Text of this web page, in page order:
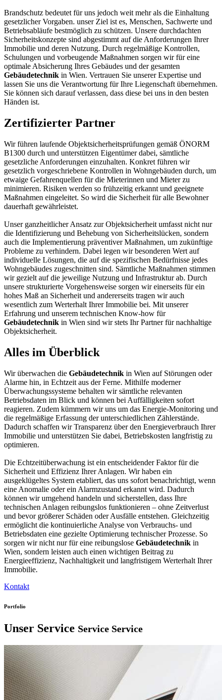
Brandschutz bedeutet für uns jedoch weit mehr als die Einhaltung
gesetzlicher Vorgaben. unser Ziel ist es, Menschen, Sachwerte und
Betriebsabläufe bestmöglich zu schützen. Unsere durchdachten
Sicherheitskonzepte sind abgestimmt auf die Anforderungen Ihrer
Immobilie und deren Nutzung. Durch regelmäßige Kontrollen,
Schulungen und vorbeugende Maßnahmen sorgen wir für eine
optimale Absicherung Ihres Gebäudes und der gesamten
Gebäudetechnik in Wien. Vertrauen Sie unserer Expertise und
lassen Sie uns die Verantwortung für Ihre Liegenschaft übernehmen.
Sie können sich darauf verlassen, dass diese bei uns in den besten
Händen ist.
Zertifizierter Partner
Wir führen laufende Objektsicherheitsprüfungen gemäß ÖNORM
B1300 durch und unterstützen Eigentümer dabei, sämtliche
gesetzliche Anforderungen einzuhalten. Konkret führen wir
gesetzlich vorgeschriebene Kontrollen in Wohngebäuden durch, um
etwaige Gefahrenquellen für die Mieterinnen und Mieter zu
minimieren. Risiken werden so frühzeitig erkannt und geeignete
Maßnahmen eingeleitet. So wird die Sicherheit für alle Bewohner
dauerhaft gewährleistet.
Unser ganzheitlicher Ansatz zur Objektsicherheit umfasst nicht nur
die Identifizierung und Behebung von Sicherheitslücken, sondern
auch die Implementierung präventiver Maßnahmen, um zukünftige
Probleme zu verhindern. Dabei legen wir besonderen Wert auf
individuelle Lösungen, die auf die spezifischen Bedürfnisse jedes
Wohngebäudes zugeschnitten sind. Sämtliche Maßnahmen stimmen
wir gezielt auf die jeweilige Nutzung und Infrastruktur ab. Durch
unsere strukturierte Vorgehensweise sorgen wir einerseits für ein
hohes Maß an Sicherheit und andererseits tragen wir auch
wesentlich zum Werterhalt Ihrer Immobilie bei. Mit unserer
Erfahrung und unserem technischen Know-how für
Gebäudetechnik in Wien sind wir stets Ihr Partner für nachhaltige
Objektsicherheit.
Alles im Überblick
Wir überwachen die Gebäudetechnik in Wien auf Störungen oder
Alarme hin, in Echtzeit aus der Ferne. Mithilfe moderner
Überwachungssysteme behalten wir sämtliche relevanten
Betriebsdaten im Blick und können bei Auffälligkeiten sofort
reagieren. Zudem kümmern wir uns um das Energie-Monitoring und
die regelmäßige Erfassung der unterschiedlichen Zählerstände.
Dadurch schaffen wir Transparenz über den Energieverbrauch Ihrer
Immobilie und unterstützen Sie dabei, Betriebskosten langfristig zu
optimieren.
Die Echtzeitüberwachung ist ein entscheidender Faktor für die
Sicherheit und Effizienz Ihrer Anlagen. Wir haben ein
ausgeklügeltes System etabliert, das uns sofort benachrichtigt, wenn
eine Anomalie oder ein Alarmzustand erkannt wird. Dadurch
können wir umgehend handeln und sicherstellen, dass Ihre
technischen Anlagen reibungslos funktionieren – ohne Zeitverlust
und bevor größerer Schäden oder Ausfälle entstehen. Gleichzeitig
ermöglicht die kontinuierliche Analyse von Verbrauchs- und
Betriebsdaten eine gezielte Optimierung technischer Prozesse. So
sorgen wir nicht nur für eine reibungslose Gebäudetechnik in
Wien, sondern leisten auch einen wichtigen Beitrag zu
Energieeffizienz, Nachhaltigkeit und langfristigem Werterhalt Ihrer
Immobilie.
Kontakt
Portfolio
Unser Service Service Service